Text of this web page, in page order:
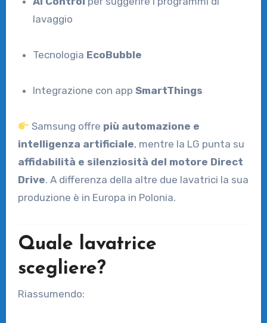
lavaggio
Tecnologia EcoBubble
Integrazione con appSmartThings
Samsung offre più automazione e
intelligenza artificiale, mentre la LG punta su
affidabilità e silenziosità del motore Direct
Drive. A differenza della altre due lavatrici la sua
produzione è in Europa in Polonia.
Quale lavatrice
scegliere?
Riassumendo: